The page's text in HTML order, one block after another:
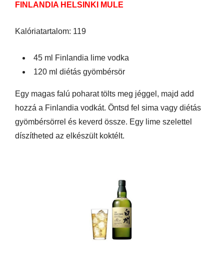
FINLANDIA HELSINKI MULE
Kalóriatartalom: 119
45 ml Finlandia lime vodka
120 ml diétás gyömbérsör
Egy magas falú poharat tölts meg jéggel, majd add
hozzá a Finlandia vodkát. Öntsd fel sima vagy diétás
gyömbérsörrel és keverd össze. Egy lime szelettel
díszítheted az elkészült koktélt.